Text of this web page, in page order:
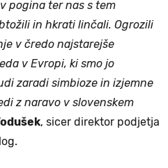
pogina ter nas s tem
in hkrati linčali. Ogrozili
v čredo najstarejše
v Evropi, ki smo jo
zaradi simbioze in izjemne
z naravo v slovenskem
, sicer direktor podjetja